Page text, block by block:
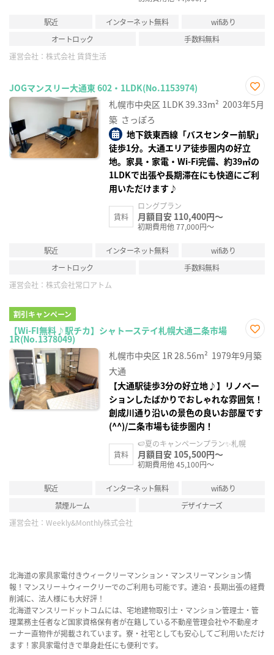
駅近 インターネット無料
wifiあり
オートロック
手数料無料
運営会社： 株式会社 賃貸生活
JOGマンスリー大通東 602・1LDK(No.1153974)
お気
に入
札幌市中央区 1LDK39.33m² 2003年5月
築 さっぽろ
地下鉄東西線「バスセンター前駅」
徒歩1分。大通エリア徒歩圏内の好立
地。家具・家電・Wi-Fi完備、約39㎡の
1LDKで出張や長期滞在にも快適にご利
用いただけます♪
賃料
ロングプラン
月額目安 110,400円～
初期費用他 77,000円～
駅近 インターネット無料
wifiあり
オートロック
手数料無料
運営会社： 株式会社常口アトム
割引キャンペーン
【Wi-FI無料♪駅チカ】シャトーステイ札幌大通二条市場
1R(No.1378049)
に入
り登
札幌市中央区 1R28.56m² 1979年9月築
大通
【大通駅徒歩3分の好立地♪】リノベー
ションしたばかりでおしゃれな雰囲気！
創成川通り沿いの景色の良いお部屋です
(^^)/二条市場も徒歩圏内！
賃料
🍉夏のキャンペーンプラン✨札幌
月額目安 105,500円～
初期費用他 45,100円～
駅近 インターネット無料
wifiあり
禁煙ルーム
デザイナーズ
運営会社： Weekly&Monthly株式会社
北海道の家具家電付きウィークリーマンション・マンスリーマンション情
報！マンスリー＋ウィークリーでのご利用も可能です。連泊・長期出張の経費
削減に、法人様にも大好評！
北海道マンスリードットコムには、宅地建物取引士・マンション管理士・管
理業務主任者など国家資格保有者が在籍している不動産管理会社や不動産オ
ーナー直物件が掲載されています。寮・社宅としても安心してご利用いただけ
ます！家具家電付きで単身赴任にも便利です。